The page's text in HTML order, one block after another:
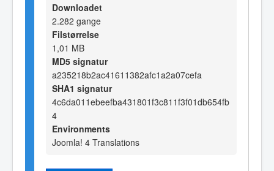
Downloadet
2.282 gange
Filstørrelse
1,01 MB
MD5 signatur
a235218b2ac41611382afc1a2a07cefa
SHA1 signatur
4c6da011ebeefba431801f3c811f3f01db654fb
4
Environments
Joomla! 4 Translations